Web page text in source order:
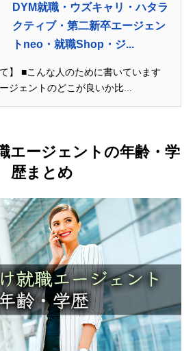
DYM就職・ウズキャリ・ハタラ
クティブ・第二新卒エージェン
トneo・就職Shop・ジ...
】 ■こんな人のために書いています
ジェントのどこが良いか比...
エージェントの年齢・学
歴まとめ